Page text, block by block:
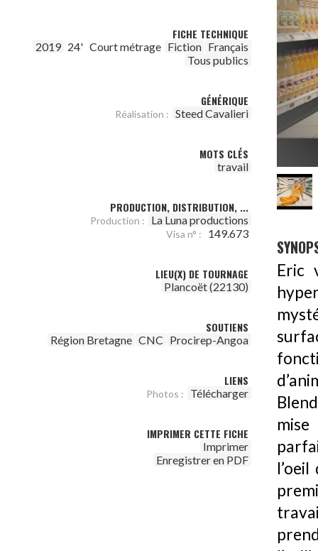
FICHE TECHNIQUE
2019 24' Court métrage Fiction Français
Tous publics
GÉNÉRIQUE
Réalisation : Steed Cavalieri
MOTS CLÉS
travail
PRODUCTION, DISTRIBUTION, ...
Production : La Luna productions
Visa n° : 149.673
LIEU(X) DE TOURNAGE
Plancoët (22130)
SOUTIENS
Région Bretagne CNC Procirep-Angoa
LIENS
Photos : Télécharger
IMPRIMER CETTE FICHE
Imprimer
Enregistrer en PDF
Eric